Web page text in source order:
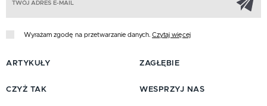
Wyrażam zgodę na przetwarzanie danych. Czytaj więcej
ARTYKUŁY
CZYŻ TAK
ZAGŁĘBIE
WESPRZYJ NAS